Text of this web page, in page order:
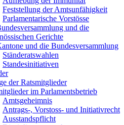
Feststellung der Amtsunfähigkeit
Parlamentarische Vorstösse
und die
Gerichte
und die Bundesversammlung
Ständeratswahlen
Standesinitiativen
der Ratsmitglieder
im Parlamentsbetrieb
Amtsgeheimnis
Antrags-, Vorstoss- und Initiativrecht
Ausstandspflicht